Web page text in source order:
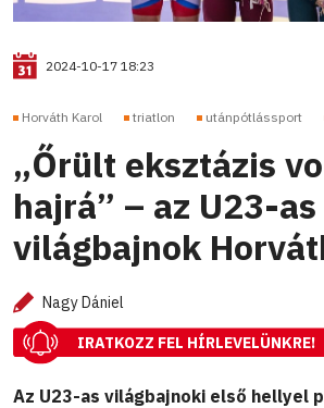
2024-10-17 18:23
Horváth Karol triatlon utánpótlássport
„Őrült eksztázis
hajrá” – az U23-as
világbajnok
Nagy Dániel
IRATKOZZ FEL HÍRLEVELÜNKRE!
Az U23-as világbajnoki első hellyel